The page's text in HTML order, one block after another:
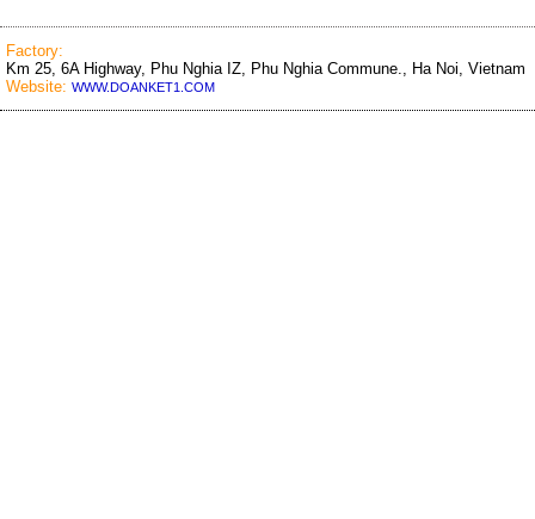
Factory:
Km 25, 6A Highway, Phu Nghia IZ, Phu Nghia Commune., Ha Noi, Vietnam
Website: WWW.DOANKET1.COM